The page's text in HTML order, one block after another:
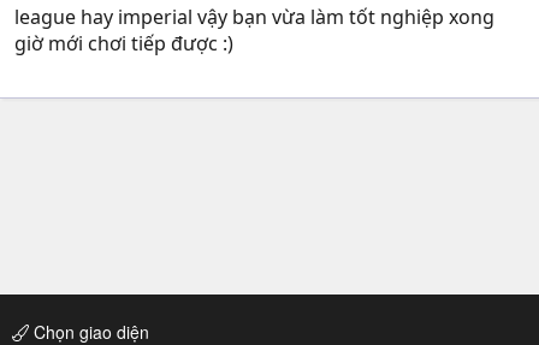
league hay imperial vậy bạn vừa làm tốt nghiệp xong
giờ mới chơi tiếp được :)
Chọn giao diện